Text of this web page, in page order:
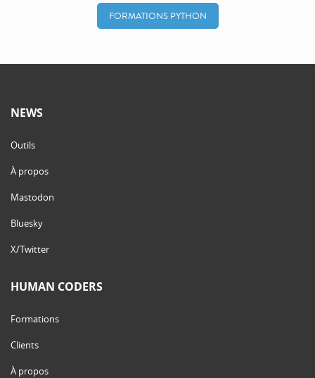
FORMATIONS PYTHON
NEWS
Outils
À propos
Mastodon
Bluesky
X/Twitter
HUMAN CODERS
Formations
Clients
À propos